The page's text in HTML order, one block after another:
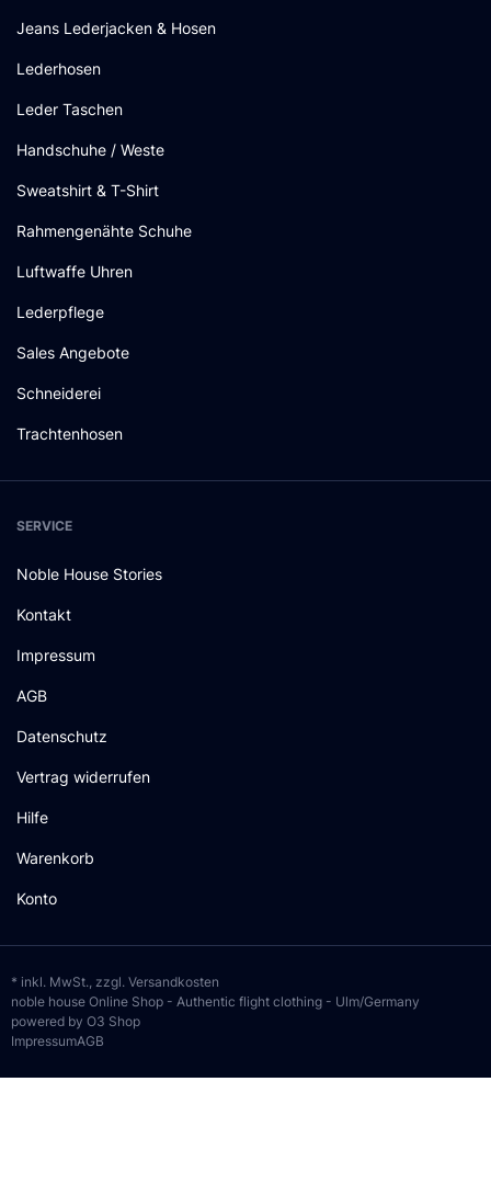
Jeans Lederjacken & Hosen
Lederhosen
Leder Taschen
Handschuhe / Weste
Sweatshirt & T-Shirt
Rahmengenähte Schuhe
Luftwaffe Uhren
Lederpflege
Sales Angebote
Schneiderei
Trachtenhosen
SERVICE
Noble House Stories
Kontakt
Impressum
AGB
Datenschutz
Vertrag widerrufen
Hilfe
Warenkorb
Konto
* inkl. MwSt., zzgl. Versandkosten
noble house Online Shop - Authentic flight clothing - Ulm/Germany
powered by O3 Shop
ImpressumAGB